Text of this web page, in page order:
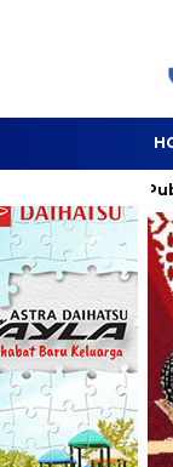
Publik di